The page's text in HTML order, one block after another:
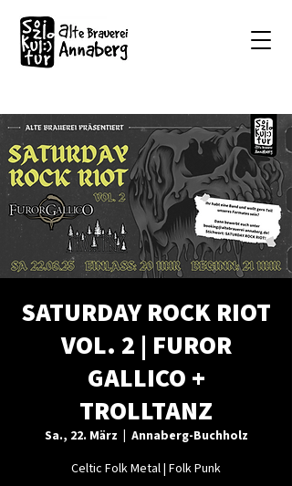
SATURDAY ROCK RIOT
VOL. 2 | FUROR
GALLICO +
TROLLTANZ
Sa., 22. März
Annaberg-Buchholz
Celtic Folk Metal | Folk Punk